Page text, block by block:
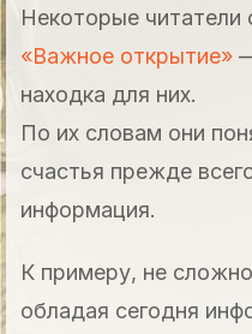
Некоторые читатели
«Важное открытие»
находка для них.
По их словам они
счастья прежде
информация.
К примеру, не
обладая сегодня